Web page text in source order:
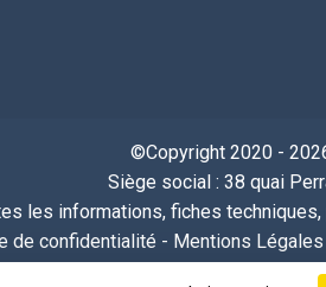
©Copyright 2020 -
Siège social : 38 quai
les informations, fiches
de confidentialité - Mentions Légales